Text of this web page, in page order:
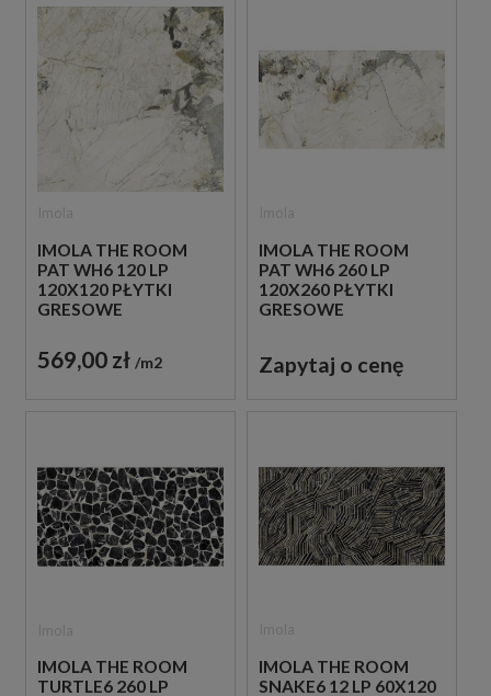
IMOLA THE ROOM
PAT WH6 120 LP
120X120 PŁYTKI
GRESOWE
569,00 zł m2
IMOLA THE ROOM
PAT WH6 260 LP
120X260 PŁYTKI
GRESOWE
Zapytaj o cenę
IMOLA THE ROOM
TURTLE6 260 LP
IMOLA THE ROOM
SNAKE6 12 LP 60X120